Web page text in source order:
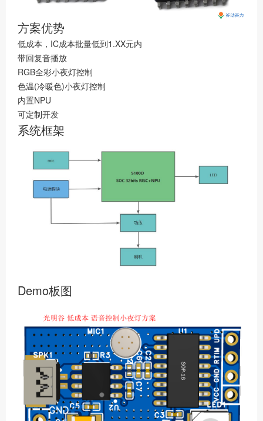
方案优势
低成本，IC成本批量低到1.XX元内
带回复音播放
RGB全彩小夜灯控制
色温(冷暖色)小夜灯控制
内置NPU
可定制开发
系统框架
Demo板图